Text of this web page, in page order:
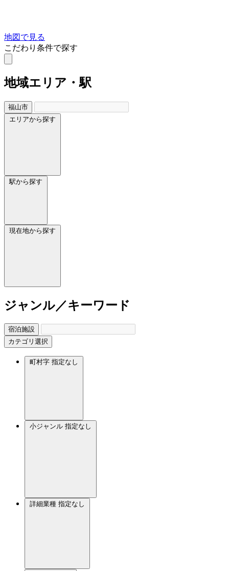
地図で見る
こだわり条件で探す
地域エリア・駅
福山市
エリアから探す
駅から探す
現在地から探す
ジャンル／キーワード
宿泊施設
カテゴリ選択
町村字 指定なし
小ジャンル 指定なし
詳細業種 指定なし